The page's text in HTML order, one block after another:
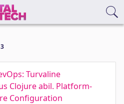
Turvaline
Clojure abil. Platform-
Configuration